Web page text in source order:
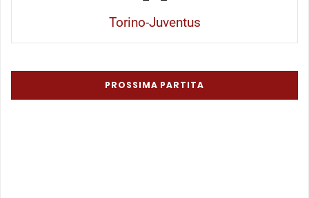
Torino-Juventus
PROSSIMA PARTITA